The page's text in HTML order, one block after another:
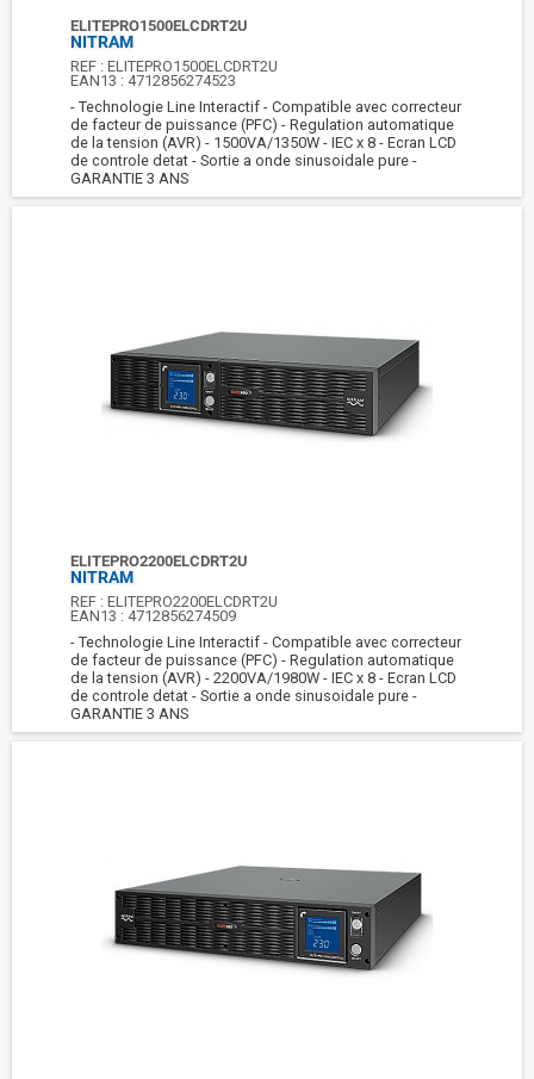
ELITEPRO1500ELCDRT2U
NITRAM
REF :ELITEPRO1500ELCDRT2U
EAN13 : 4712856274523
- Technologie Line Interactif - Compatible avec correcteur
de facteur de puissance (PFC) - Regulation automatique
de la tension (AVR) - 1500VA/1350W - IEC x 8 - Ecran LCD
de controle detat - Sortie a onde sinusoidale pure -
GARANTIE 3 ANS
ELITEPRO2200ELCDRT2U
NITRAM
REF :ELITEPRO2200ELCDRT2U
EAN13 : 4712856274509
- Technologie Line Interactif - Compatible avec correcteur
de facteur de puissance (PFC) - Regulation automatique
de la tension (AVR) - 2200VA/1980W - IEC x 8 - Ecran LCD
de controle detat - Sortie a onde sinusoidale pure -
GARANTIE 3 ANS